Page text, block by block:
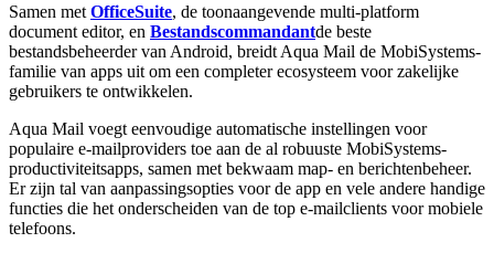
Samen met OfficeSuite, de toonaangevende multi-platform
document editor, en Bestandscommandantde beste
bestandsbeheerder van Android, breidt Aqua Mail de MobiSystems-
familie van apps uit om een completer ecosysteem voor zakelijke
gebruikers te ontwikkelen.
Aqua Mail voegt eenvoudige automatische instellingen voor
populaire e-mailproviders toe aan de al robuuste MobiSystems-
productiviteitsapps, samen met bekwaam map- en berichtenbeheer.
Er zijn tal van aanpassingsopties voor de app en vele andere handige
functies die het onderscheiden van de top e-mailclients voor mobiele
telefoons.